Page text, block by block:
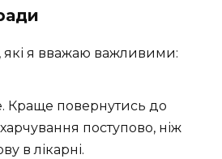
які я вважаю важливими:
Краще повернутись до
поступово, ніж
в лікарні.